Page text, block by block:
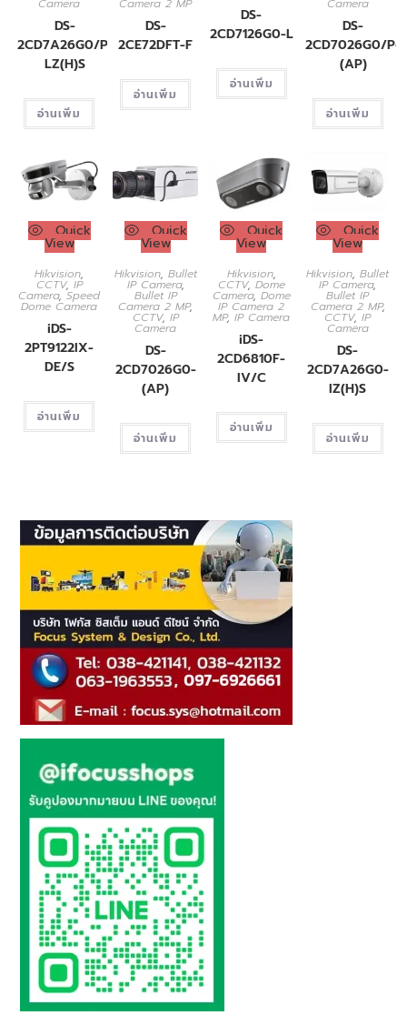
DS-
2CD7A26G0/P-
LZ(H)S
อ่านเพิ่ม
DS-
2CE72DFT-F
อ่านเพิ่ม
DS-
2CD7126G0-L
อ่านเพิ่ม
DS-
2CD7026G0/P-
(AP)
อ่านเพิ่ม
Quick
View
Hikvision,
CCTV, IP
Camera,Speed
Dome Camera
iDS-
2PT9122IX-
DE/S
อ่านเพิ่ม
Quick
View
Hikvision, Bullet
IP Camera,
Bullet IP
Camera 2 MP,
CCTV, IP
Camera
DS-
2CD7026G0-
(AP)
อ่านเพิ่ม
Quick
View
Hikvision,
CCTV, Dome
Camera, Dome
IP Camera 2
MP,IP Camera
iDS-
2CD6810F-
IV/C
อ่านเพิ่ม
Quick
View
Hikvision,Bullet
IP Camera,
Bullet IP
Camera 2 MP,
CCTV,IP
Camera
DS-
2CD7A26G0-
IZ(H)S
อ่านเพิ่ม